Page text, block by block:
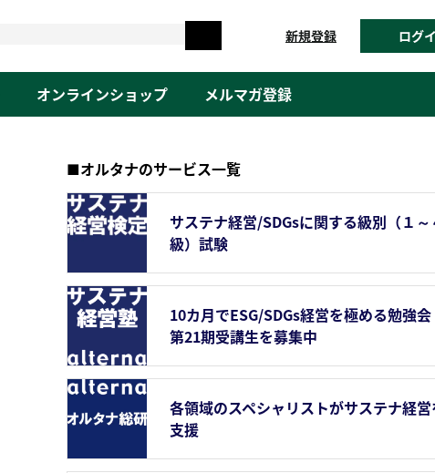
新規登録 ログ
オンラインショップ メルマガ登録
■オルタナのサービス一覧
サステナ経営/SDGsに関する級別（１～
級）試験
10カ月でESG/SDGs経営を極める勉強
第21期受講生を募集中
各領域のスペシャリストがサステナ経
支援